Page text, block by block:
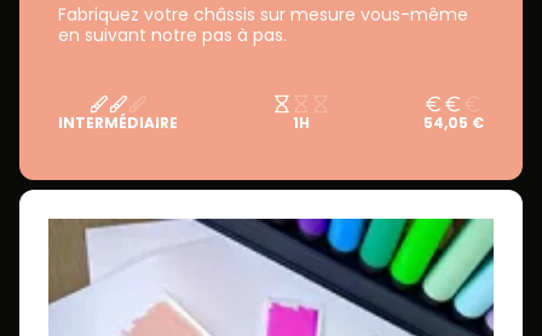
Fabriquez votre châssis sur mesure vous-même
en suivant notre pas à pas.
INTERMÉDIAIRE 1H 54,05 €